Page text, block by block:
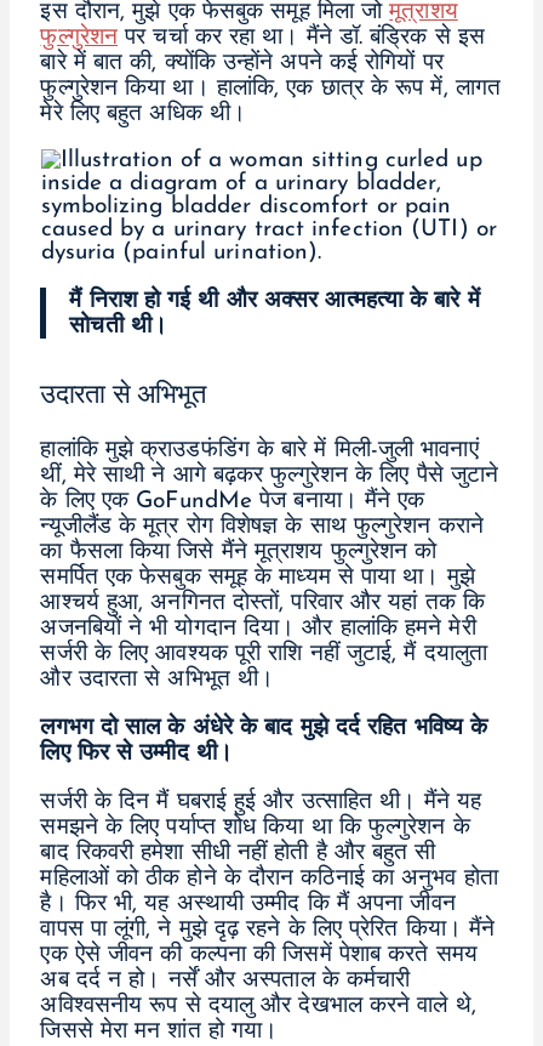
इस दौरान, मुझे एक फेसबुक समूह मिला जोमूत्राशय
फुल्गुरेशन पर चर्चा कर रहा था। मैंने डॉ. बंड्रिक से इस
बारे में बात की, क्योंकि उन्होंने अपने कई रोगियों पर
फुल्गुरेशन किया था। हालांकि, एक छात्र के रूप में, लागत
मेरे लिए बहुत अधिक थी।
मैं निराश हो गई थी और अक्सर आत्महत्या के बारे में
सोचती थी।
उदारता से अभिभूत
हालांकि मुझे क्राउडफंडिंग के बारे में मिली-जुली भावनाएं
थीं, मेरे साथी ने आगे बढ़कर फुल्गुरेशन के लिए पैसे जुटाने
के लिए एक GoFundMe पेज बनाया। मैंने एक
न्यूजीलैंड के मूत्र रोग विशेषज्ञ के साथ फुल्गुरेशन कराने
का फैसला किया जिसे मैंने मूत्राशय फुल्गुरेशन को
समर्पित एक फेसबुक समूह के माध्यम से पाया था। मुझे
आश्चर्य हुआ, अनगिनत दोस्तों, परिवार और यहां तक कि
अजनबियों ने भी योगदान दिया। और हालांकि हमने मेरी
सर्जरी के लिए आवश्यक पूरी राशि नहीं जुटाई, मैं दयालुता
और उदारता से अभिभूत थी।
लगभग दो साल के अंधेरे के बाद मुझे दर्द रहित भविष्य के
लिए फिर से उम्मीद थी।
सर्जरी के दिन मैं घबराई हुई और उत्साहित थी। मैंने यह
समझने के लिए पर्याप्त शोध किया था कि फुल्गुरेशन के
बाद रिकवरी हमेशा सीधी नहीं होती है और बहुत सी
महिलाओं को ठीक होने के दौरान कठिनाई का अनुभव होता
है। फिर भी, यह अस्थायी उम्मीद कि मैं अपना जीवन
वापस पा लूंगी, ने मुझे दृढ़ रहने के लिए प्रेरित किया। मैंने
एक ऐसे जीवन की कल्पना की जिसमें पेशाब करते समय
अब दर्द न हो। नर्सें और अस्पताल के कर्मचारी
अविश्वसनीय रूप से दयालु और देखभाल करने वाले थे,
जिससे मेरा मन शांत हो गया।